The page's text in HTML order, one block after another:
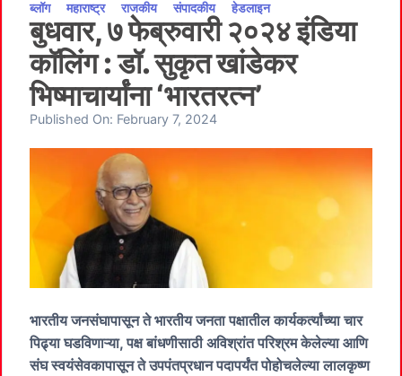
ब्लॉग महाराष्ट्र राजकीय संपादकीय हेडलाइन
बुधवार, ७ फेब्रुवारी २०२४ इंडिया
कॉलिंग : डॉ. सुकृत खांडेकर
भिष्माचार्यांना ‘भारतरत्न’
Published On: February 7, 2024
भारतीय जनसंघापासून ते भारतीय जनता पक्षातील कार्यकर्त्यांच्या चार
पिढ्या घडविणाऱ्या, पक्ष बांधणीसाठी अविश्रांत परिश्रम केलेल्या आणि
संघ स्वयंसेवकापासून ते उपपंतप्रधान पदापर्यंत पोहोचलेल्या लालकृष्ण